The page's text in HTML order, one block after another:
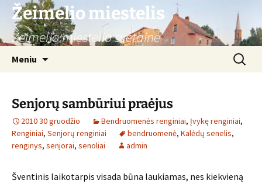
Žeimelio miestelis
Žeimelio miestelio svetainė
Meniu Ieškoti:
Senjorų sambūriui praėjus
2010 30 gruodžio Bendruomenės renginiai, Įvykę renginiai,
Renginiai, Senjorų renginiai bendruomenė, Kalėdų senelis,
renginys, senjorai, senoliai admin
Šventinis laikotarpis visada būna laukiamas, nes kiekvieną